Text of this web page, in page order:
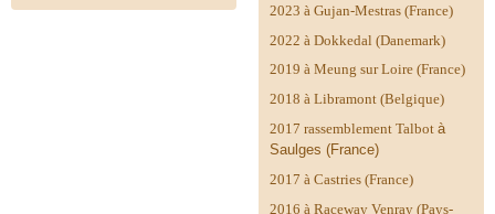
2023 à Gujan-Mestras (France)
2022 à Dokkedal (Danemark)
2019 à Meung sur Loire (France)
2018 à Libramont (Belgique)
2017 rassemblement Talbot à
Saulges (France)
2017 à Castries (France)
2016 à Raceway Venray (Pays-